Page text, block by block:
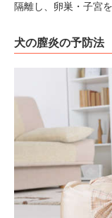
隔離し、卵巣・子宮
犬の膣炎の予防法